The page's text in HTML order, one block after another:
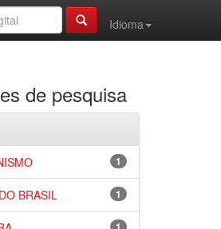
Idioma
de pesquisa
1
1
BRASIL